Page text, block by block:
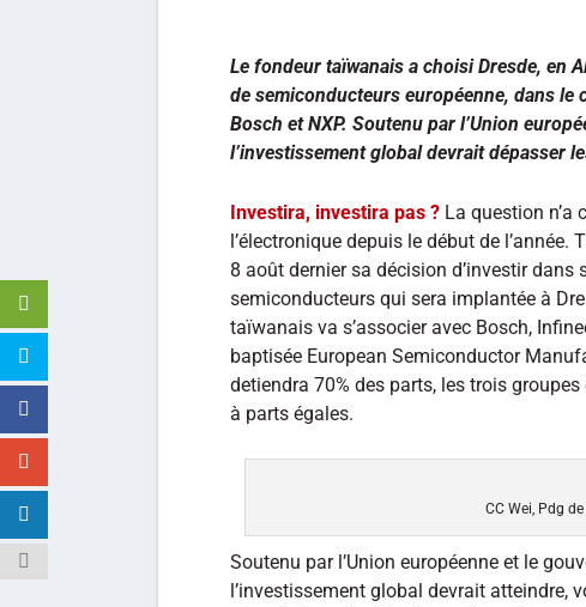
Le fondeur taïwanais a choisi Dresde, en
de semiconducteurs européenne, dans le
Bosch et NXP. Soutenu par l’Union
l’investissement global devrait dépasser
Investira, investira pas ? La question n’a
l’électronique depuis le début de
8 août dernier sa décision d’investir dans
semiconducteurs qui sera implantée à
taïwanais va s’associer avec Bosch,
baptisée European Semiconductor
detiendra 70% des parts, les trois
à parts égales.
CC Wei, Pdg
Soutenu par l’Union européenne et le
l’investissement global devrait atteindre,